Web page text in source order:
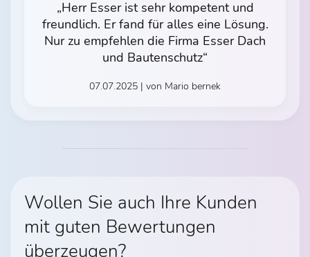
„Herr Esser ist sehr kompetent und
freundlich. Er fand für alles eine Lösung.
Nur zu empfehlen die Firma Esser Dach
und Bautenschutz“
07.07.2025 | von Mario bernek
Wollen Sie auch Ihre Kunden
mit guten Bewertungen
überzeugen?